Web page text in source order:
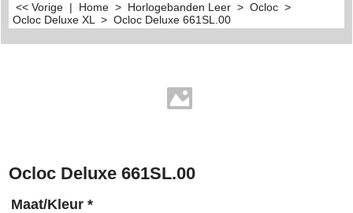
<< Vorige | Home > Horlogebanden Leer > Ocloc >
Ocloc Deluxe XL
> Ocloc Deluxe 661SL.00
Ocloc Deluxe 661SL.00
Maat/Kleur *